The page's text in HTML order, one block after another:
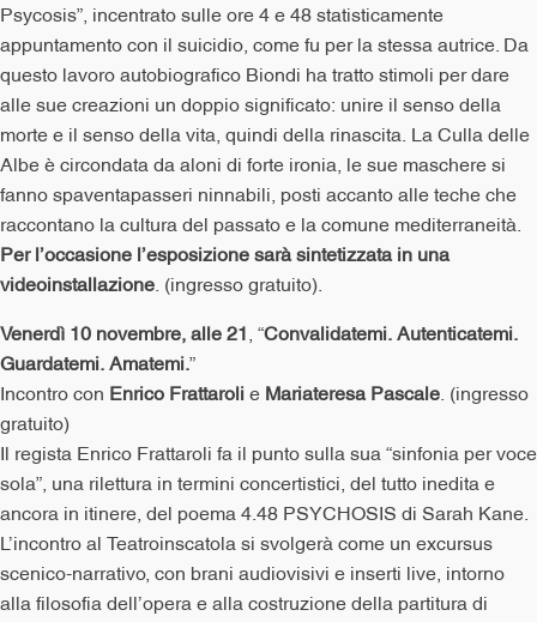
Psycosis”, incentrato sulle ore 4 e 48 statisticamente
appuntamento con il suicidio, come fu per la stessa autrice. Da
questo lavoro autobiografico Biondi ha tratto stimoli per dare
alle sue creazioni un doppio significato: unire il senso della
morte e il senso della vita, quindi della rinascita. La Culla delle
Albe è circondata da aloni di forte ironia, le sue maschere si
fanno spaventapasseri ninnabili, posti accanto alle teche che
raccontano la cultura del passato e la comune mediterraneità.
Per l’occasione l’esposizione sarà sintetizzata in una
videoinstallazione . (ingresso gratuito).
Venerdì 10 novembre, alle 21 , “Convalidatemi. Autenticatemi.
Guardatemi. Amatemi. ”
Incontro con Enrico Frattaroli e Mariateresa Pascale . (ingresso
gratuito)
Il regista Enrico Frattaroli fa il punto sulla sua “sinfonia per voce
sola”, una rilettura in termini concertistici, del tutto inedita e
ancora in itinere, del poema 4.48 PSYCHOSIS di Sarah Kane.
L’incontro al Teatroinscatola si svolgerà come un excursus
scenico-narrativo, con brani audiovisivi e inserti live, intorno
alla filosofia dell’opera e alla costruzione della partitura di